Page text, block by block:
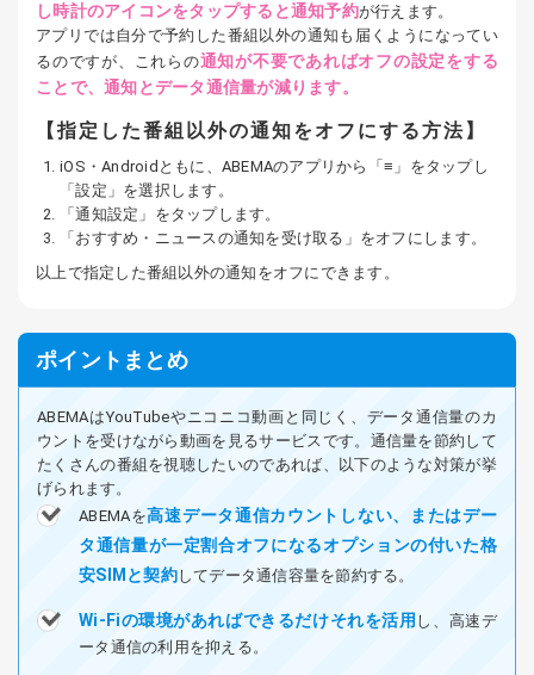
し時計のアイコンをタップすると通知予約が行えます。
アプリでは自分で予約した番組以外の通知も届くようになってい
るのですが、これらの通知が不要であればオフの設定をする
ことで、通知とデータ通信量が減ります。
【指定した番組以外の通知をオフにする方法】
iOS・Androidともに、ABEMAのアプリから「≡」をタップし
「設定」を選択します。
「通知設定」をタップします。
「おすすめ・ニュースの通知を受け取る」をオフにします。
以上で指定した番組以外の通知をオフにできます。
ポイントまとめ
ABEMAはYouTubeやニコニコ動画と同じく、データ通信量のカ
ウントを受けながら動画を見るサービスです。通信量を節約して
たくさんの番組を視聴したいのであれば、以下のような対策が挙
げられます。
ABEMAを高速データ通信カウントしない、またはデー
タ通信量が一定割合オフになるオプションの付いた格
安SIMと契約してデータ通信容量を節約する。
Wi-Fiの環境があればできるだけそれを活用 し、高速デ
ータ通信の利用を抑える。